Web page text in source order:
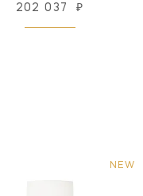
202 037 ₽
NEW